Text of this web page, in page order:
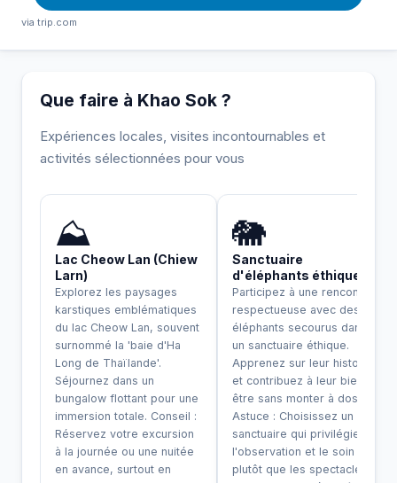
via trip.com
Que faire à Khao Sok ?
Expériences locales, visites incontournables et
activités sélectionnées pour vous
⛰️
Lac Cheow Lan (Chiew
Larn)
Explorez les paysages
karstiques emblématiques
du lac Cheow Lan, souvent
surnommé la 'baie d'Ha
Long de Thaïlande'.
Séjournez dans un
bungalow flottant pour une
immersion totale. Conseil :
Réservez votre excursion
à la journée ou une nuitée
en avance, surtout en
🐘
Sanctuaire
d'éléphants éthique
Participez à une rencontre
respectueuse avec des
éléphants secourus dans
un sanctuaire éthique.
Apprenez sur leur histoire
et contribuez à leur bien-
être sans monter à dos.
Astuce : Choisissez un
sanctuaire qui privilégie
l'observation et le soin
plutôt que les spectacles.